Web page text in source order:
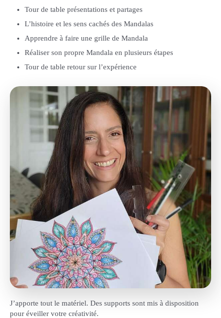
Tour de table présentations et partages
L’histoire et les sens cachés des Mandalas
Apprendre à faire une grille de Mandala
Réaliser son propre Mandala en plusieurs étapes
Tour de table retour sur l’expérience
J’apporte tout le matériel. Des supports sont mis à disposition
pour éveiller votre créativité.